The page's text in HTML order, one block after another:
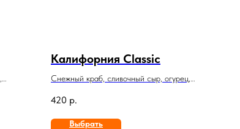
Калифорния Classic
Снежный краб, сливочный сыр, огурец,
420 р.
Выбрать